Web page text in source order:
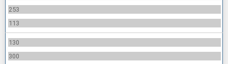
253
113
130
300